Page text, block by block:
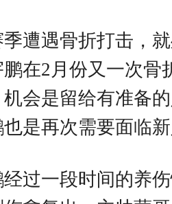
遭遇骨折打击，
在2月份又一次
会是留给有准备
是再次需要面临新
过一段时间的养